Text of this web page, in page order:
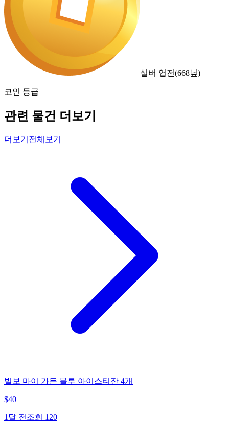
실버 엽전(668닢)
코인 등급
관련 물건 더보기
더보기 전체보기
빌보 마이 가든 블루 아이스티잔 4개
$40
1달 전 조회 120